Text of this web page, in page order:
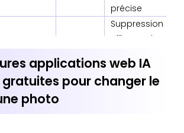
précise
Suppression
efficace du
remplacement
par fonds
applications web IA
gratuites pour changer le
photo